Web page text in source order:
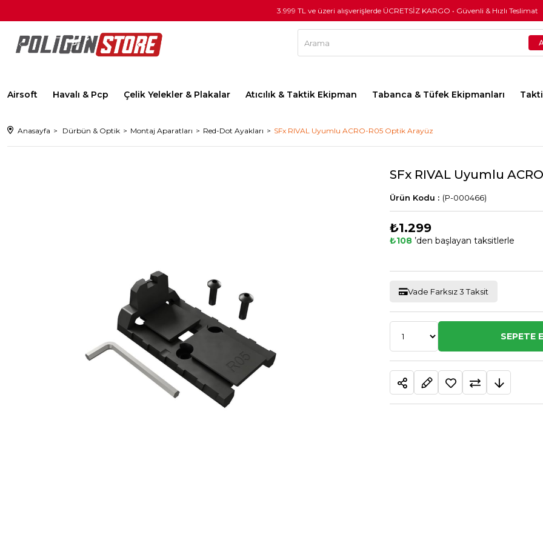
3.999 TL ve üzeri alışverişlerde ÜCRETSİZ KARGO • Güvenli & Hızlı Teslimat
Airsoft Havalı & Pcp Çelik Yelekler & Plakalar Atıcılık & Taktik Ekipman Tabanca & Tüfek Ekipmanları
Anasayfa Dürbün & Optik Montaj Aparatları Red-Dot Ayakları SFx RIVAL Uyumlu ACRO-R05 Optik Arayüz
SFx RIVAL Uyumlu
(P-000466)
₺1.299
₺108 ’den başlayan taksitlerle
Vade Farksız 3 Taksit